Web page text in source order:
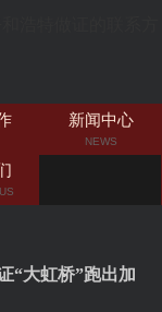
新闻中心
NEWS
“大虹桥”跑出加